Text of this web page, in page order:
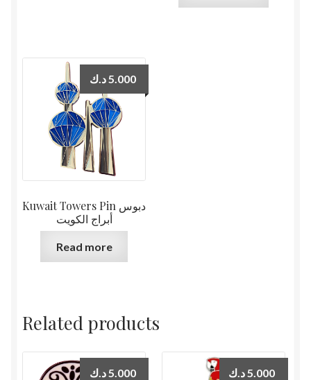
Kuwait Towers Pin دبوس
أبراج الكويت
5.000د.ك
Read more
Related products
5.000د.ك 5.000د.ك